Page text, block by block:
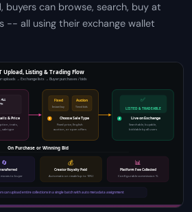
buyers can browse, search, buy at
-- all using their exchange wallet